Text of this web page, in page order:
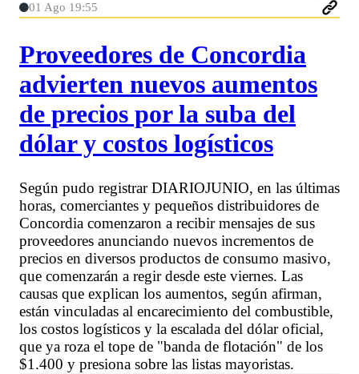
01 Ago 19:55
Proveedores de Concordia
advierten nuevos aumentos
de precios por la suba del
dólar y costos logísticos
Según pudo registrar DIARIOJUNIO, en las últimas
horas, comerciantes y pequeños distribuidores de
Concordia comenzaron a recibir mensajes de sus
proveedores anunciando nuevos incrementos de
precios en diversos productos de consumo masivo,
que comenzarán a regir desde este viernes. Las
causas que explican los aumentos, según afirman,
están vinculadas al encarecimiento del combustible,
los costos logísticos y la escalada del dólar oficial,
que ya roza el tope de "banda de flotación" de los
$1.400 y presiona sobre las listas mayoristas.